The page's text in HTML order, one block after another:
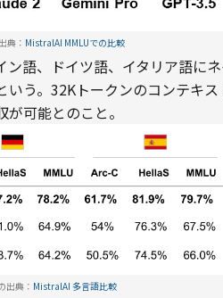
典： MistralAI MMLUでの比較
語、ドイツ語、イタリア語に
う。32Kトークンのコンテキス
可能とのこと。
出典： MistralAI 多言語比較